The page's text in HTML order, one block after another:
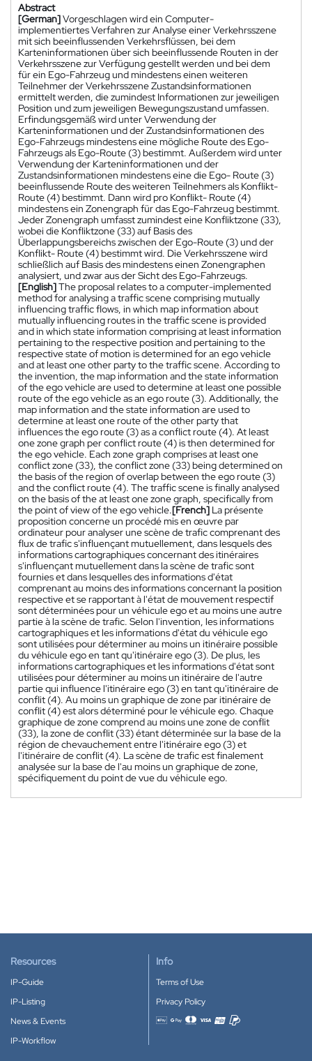
Abstract
[German]Vorgeschlagen wird ein Computer-
implementiertes Verfahren zur Analyse einer Verkehrsszene
mit sich beeinflussenden Verkehrsflüssen, bei dem
Karteninformationen über sich beeinflussende Routen in der
Verkehrsszene zur Verfügung gestellt werden und bei dem
für ein Ego-Fahrzeug und mindestens einen weiteren
Teilnehmer der Verkehrsszene Zustandsinformationen
ermittelt werden, die zumindest Informationen zur jeweiligen
Position und zum jeweiligen Bewegungszustand umfassen.
Erfindungsgemäß wird unter Verwendung der
Karteninformationen und der Zustandsinformationen des
Ego-Fahrzeugs mindestens eine mögliche Route des Ego-
Fahrzeugs als Ego-Route (3) bestimmt. Außerdem wird unter
Verwendung der Karteninformationen und der
Zustandsinformationen mindestens eine die Ego- Route (3)
beeinflussende Route des weiteren Teilnehmers als Konflikt-
Route (4) bestimmt. Dann wird pro Konflikt- Route (4)
mindestens ein Zonengraph für das Ego-Fahrzeug bestimmt.
Jeder Zonengraph umfasst zumindest eine Konfliktzone (33),
wobei die Konfliktzone (33) auf Basis des
Überlappungsbereichs zwischen der Ego-Route (3) und der
Konflikt- Route (4) bestimmt wird. Die Verkehrsszene wird
schließlich auf Basis des mindestens einen Zonengraphen
analysiert, und zwar aus der Sicht des Ego-Fahrzeugs.
[English]The proposal relates to a computer-implemented
method for analysing a traffic scene comprising mutually
influencing traffic flows, in which map information about
mutually influencing routes in the traffic scene is provided
and in which state information comprising at least information
pertaining to the respective position and pertaining to the
respective state of motion is determined for an ego vehicle
and at least one other party to the traffic scene. According to
the invention, the map information and the state information
of the ego vehicle are used to determine at least one possible
route of the ego vehicle as an ego route (3). Additionally, the
map information and the state information are used to
determine at least one route of the other party that
influences the ego route (3) as a conflict route (4). At least
one zone graph per conflict route (4) is then determined for
the ego vehicle. Each zone graph comprises at least one
conflict zone (33), the conflict zone (33) being determined on
the basis of the region of overlap between the ego route (3)
and the conflict route (4). The traffic scene is finally analysed
on the basis of the at least one zone graph, specifically from
the point of view of the ego vehicle.[French] La présente
proposition concerne un procédé mis en œuvre par
ordinateur pour analyser une scène de trafic comprenant des
flux de trafic s'influençant mutuellement, dans lesquels des
informations cartographiques concernant des itinéraires
s'influençant mutuellement dans la scène de trafic sont
fournies et dans lesquelles des informations d'état
comprenant au moins des informations concernant la position
respective et se rapportant à l'état de mouvement respectif
sont déterminées pour un véhicule ego et au moins une autre
partie à la scène de trafic. Selon l'invention, les informations
cartographiques et les informations d'état du véhicule ego
sont utilisées pour déterminer au moins un itinéraire possible
du véhicule ego en tant qu'itinéraire ego (3). De plus, les
informations cartographiques et les informations d'état sont
utilisées pour déterminer au moins un itinéraire de l'autre
partie qui influence l'itinéraire ego (3) en tant qu'itinéraire de
conflit (4). Au moins un graphique de zone par itinéraire de
conflit (4) est alors déterminé pour le véhicule ego. Chaque
graphique de zone comprend au moins une zone de conflit
(33), la zone de conflit (33) étant déterminée sur la base de la
région de chevauchement entre l'itinéraire ego (3) et
l'itinéraire de conflit (4). La scène de trafic est finalement
analysée sur la base de l'au moins un graphique de zone,
spécifiquement du point de vue du véhicule ego.
Resources
IP-Guide
IP-Listing
News & Events
IP-Workflow
Info
Terms of Use
Privacy Policy
Accepted payment methods